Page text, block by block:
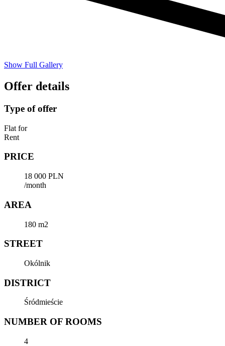
Show Full Gallery
Offer details
Type of offer
Flat for
Rent
PRICE
18 000 PLN
/month
AREA
180 m2
STREET
Okólnik
DISTRICT
Śródmieście
NUMBER OF ROOMS
4